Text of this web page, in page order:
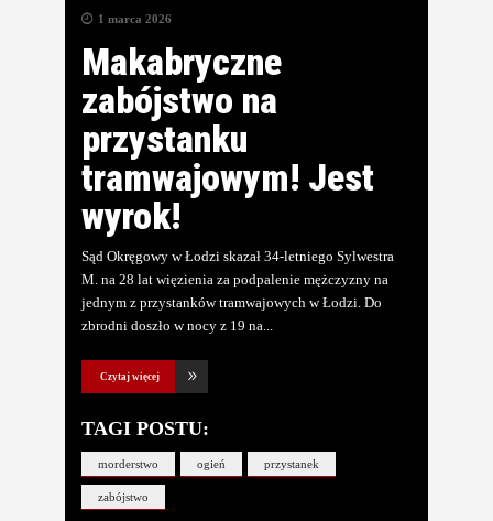
1 marca 2026
Makabryczne
zabójstwo na
przystanku
tramwajowym! Jest
wyrok!
Sąd Okręgowy w Łodzi skazał 34-letniego Sylwestra
M. na 28 lat więzienia za podpalenie mężczyzny na
jednym z przystanków tramwajowych w Łodzi. Do
zbrodni doszło w nocy z 19 na
Czytaj więcej
TAGI POSTU:
morderstwo ogień przystanek
zabójstwo